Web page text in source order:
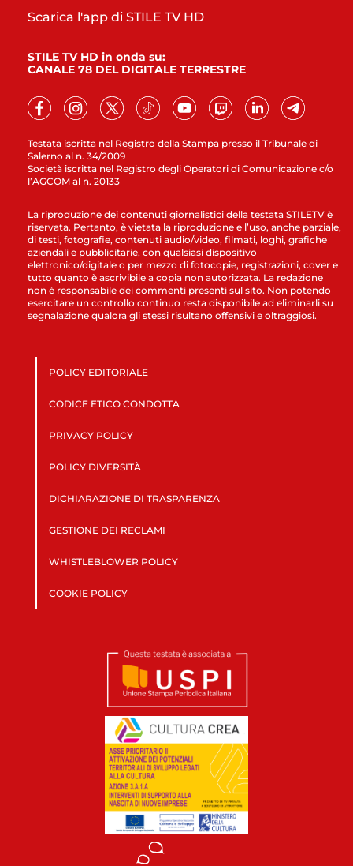
Testata iscritta nel Registro della Stampa presso il Tribunale di
Salerno al n. 34/2009
Società iscritta nel Registro degli Operatori di Comunicazione c/o
l’AGCOM al n. 20133
Scarica l'app di STILE TV HD
STILE TV HD in onda su:
CANALE 78 DEL DIGITALE TERRESTRE
La riproduzione dei contenuti giornalistici della testata STILETV è
riservata. Pertanto, è vietata la riproduzione e l’uso, anche parziale,
di testi, fotografie, contenuti audio/video, filmati, loghi, grafiche
aziendali e pubblicitarie, con qualsiasi dispositivo
elettronico/digitale o per mezzo di fotocopie, registrazioni, cover e
tutto quanto è ascrivibile a copia non autorizzata. La redazione
non è responsabile dei commenti presenti sul sito. Non potendo
esercitare un controllo continuo resta disponibile ad eliminarli su
segnalazione qualora gli stessi risultano offensivi e oltraggiosi.
POLICY EDITORIALE
CODICE ETICO CONDOTTA
PRIVACY POLICY
POLICY DIVERSITÀ
DICHIARAZIONE DI TRASPARENZA
GESTIONE DEI RECLAMI
WHISTLEBLOWER POLICY
COOKIE POLICY